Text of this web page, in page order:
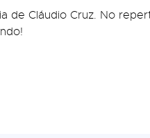
de Cláudio Cruz. No